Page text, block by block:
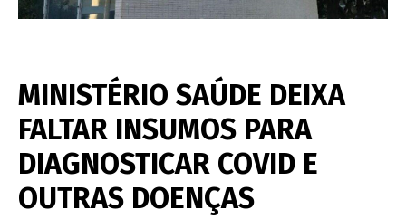
MINISTÉRIO SAÚDE DEIXA
FALTAR INSUMOS PARA
DIAGNOSTICAR COVID E
OUTRAS DOENÇAS